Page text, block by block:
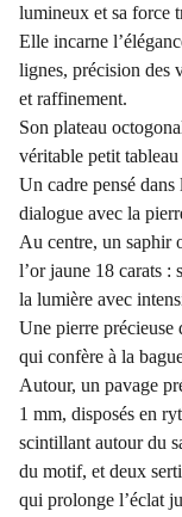
lumineux et sa force
Elle incarne
lignes, précision des
et raffinement.
Son plateau
véritable petit
Un cadre pensé
dialogue avec la
Au centre, un saphir
l’or jaune 18 carats :
la lumière avec
Une pierre précieuse
qui confère à la
Autour, un pavage
1 mm, disposés en
scintillant autour du
du motif, et deux
qui prolonge l’éclat